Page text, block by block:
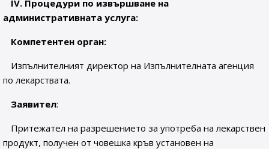
IV. Процедури по извършване на
административната услуга:
Компетентен орган:
Изпълнителният директор на Изпълнителната агенция
по лекарствата.
Заявител:
Притежател на разрешението за употреба на лекарствен
продукт, получен от човешка кръв установен на